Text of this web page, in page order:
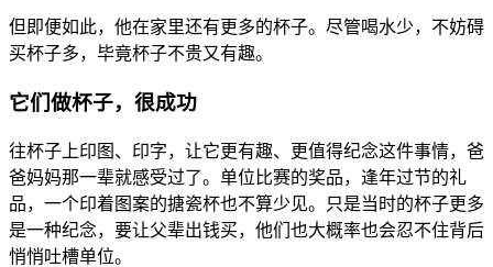
但即便如此，他在家里还有更多的杯子。尽管喝水少，不妨碍
买杯子多，毕竟杯子不贵又有趣。
它们做杯子，很成功
往杯子上印图、印字，让它更有趣、更值得纪念这件事情，爸
爸妈妈那一辈就感受过了。单位比赛的奖品，逢年过节的礼
品，一个印着图案的搪瓷杯也不算少见。只是当时的杯子更多
是一种纪念，要让父辈出钱买，他们也大概率也会忍不住背后
悄悄吐槽单位。